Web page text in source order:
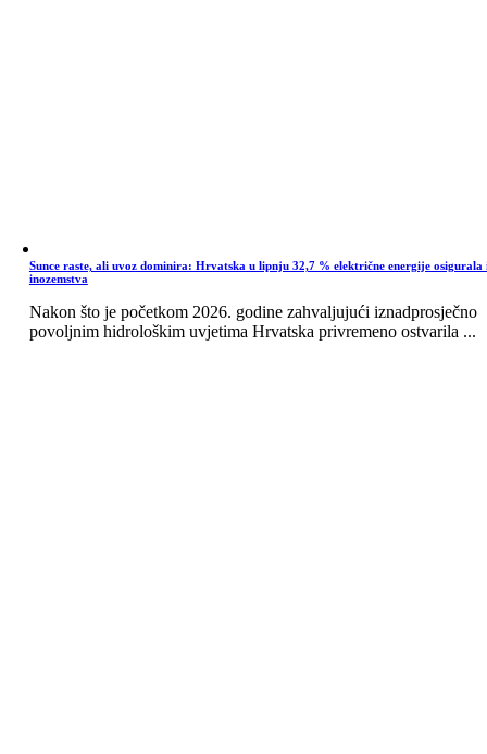
Sunce raste, ali uvoz dominira: Hrvatska u lipnju 32,7 % električne energije osigurala
inozemstva
Nakon što je početkom 2026. godine zahvaljujući iznadprosječno
povoljnim hidrološkim uvjetima Hrvatska privremeno ostvarila ...